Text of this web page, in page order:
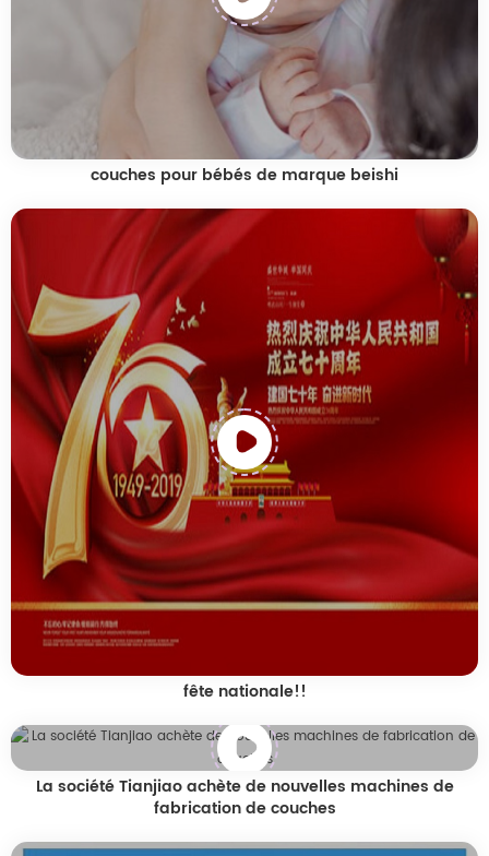
couches pour bébés de marque beishi
fête nationale!!
La société Tianjiao achète de nouvelles machines de
fabrication de couches